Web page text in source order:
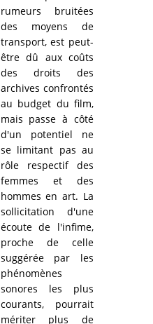
rumeurs bruitées
des moyens de
transport, est peut-
être dû aux coûts
des droits des
archives confrontés
au budget du film,
mais passe à côté
d'un potentiel ne
se limitant pas au
rôle respectif des
femmes et des
hommes en art. La
sollicitation d'une
écoute de l'infime,
proche de celle
suggérée par les
phénomènes
sonores les plus
courants, pourrait
mériter plus de